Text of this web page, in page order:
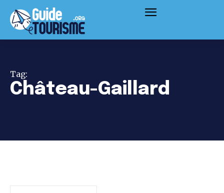
Tag:
Château-Gaillard